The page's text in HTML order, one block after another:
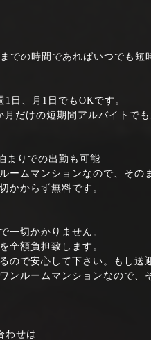
での時間であればいつでも短
日、月1日でもOKです。
だけの短期間アルバイトでも
まりでの出勤も可能
ームマンションなので、その
かからず無料です。
一切かかりません。
全額負担致します。
ので安心して下さい。もし送
ンルームマンションなので、
わせは